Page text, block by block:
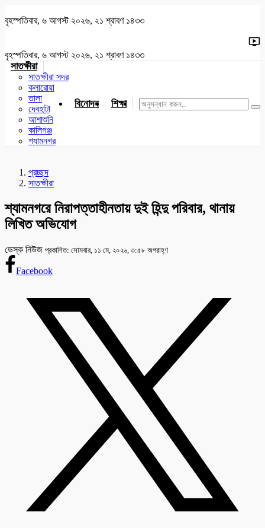
বৃহস্পতিবার, ৬ আগস্ট ২০২৬, ২১ শ্রাবণ ১৪৩৩
বৃহস্পতিবার, ৬ আগস্ট ২০২৬, ২১ শ্রাবণ ১৪৩৩
সাতক্ষীরা
সাতক্ষীরা সদর
কলারোয়া
তালা
দেবহাটা
আশাশুনি
কালিগঞ্জ
শ্যামনগর
বিনোদন শিক্ষা খেলাধুলা জাতীয় যশোর
প্রচ্ছদ
সাতক্ষীরা
শ্যামনগরে নিরাপত্তাহীনতায় দুই হিন্দু পরিবার, থানায়
লিখিত অভিযোগ
ডেস্ক নিউজ প্রকাশিত: সোমবার, ১১ মে, ২০২৬, ৩:৫৮ অপরাহ্ণ
Facebook